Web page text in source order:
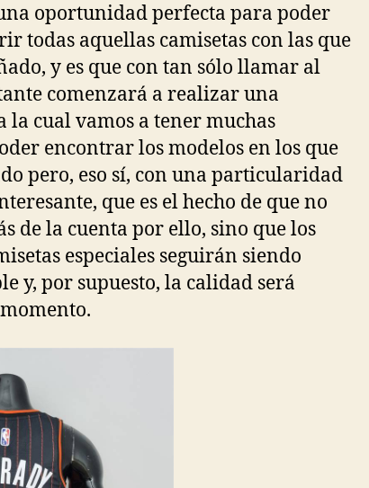
oportunidad perfecta para poder
todas aquellas camisetas con las que
y es que con tan sólo llamar al
comenzará a realizar una
la cual vamos a tener muchas
encontrar los modelos en los que
pero, eso sí, con una particularidad
que es el hecho de que no
de la cuenta por ello, sino que los
especiales seguirán siendo
y, por supuesto, la calidad será